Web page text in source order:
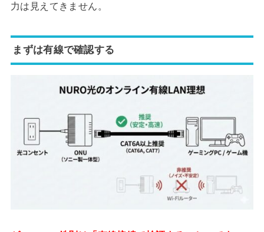
力は見えてきません。
まずは有線で確認する